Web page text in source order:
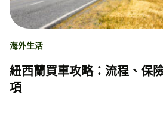
海外生活
紐西蘭買車攻略：流程、保
項